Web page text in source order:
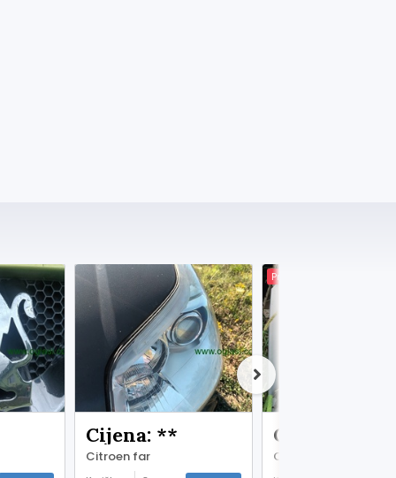
Cijena: **
Citroen far
Premium
Cijena: **
Citroen limarija